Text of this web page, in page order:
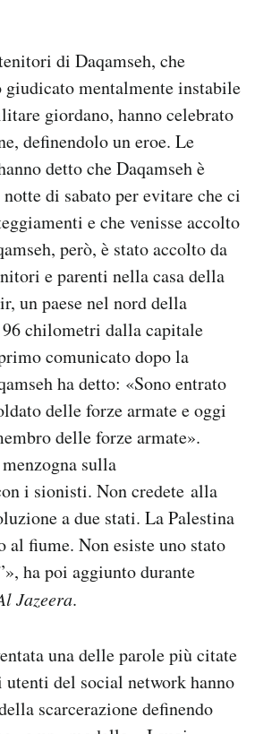
di Daqamseh, che
giudicato mentalmente instabile
giordano, hanno celebrato
definendolo un eroe. Le
detto che Daqamseh è
di sabato per evitare che ci
e che venisse accolto
però, è stato accolto da
e parenti nella casa della
un paese nel nord della
chilometri dalla capitale
comunicato dopo la
ha detto: «Sono entrato
delle forze armate e oggi
delle forze armate».
sulla
i sionisti. Non credete alla
a due stati. La Palestina
al fiume. Non esiste uno stato
ha poi aggiunto durante
Jazeera.
una delle parole più citate
del social network hanno
scarcerazione definendo